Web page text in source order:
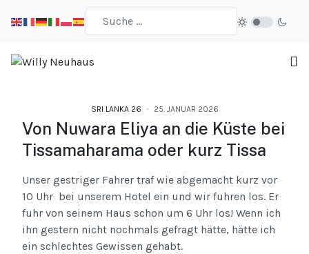
SRI LANKA 26 25. JANUAR 2026
Von Nuwara Eliya an die Küste bei
Tissamaharama oder kurz Tissa
Unser gestriger Fahrer traf wie abgemacht kurz vor
10 Uhr bei unserem Hotel ein und wir fuhren los. Er
fuhr von seinem Haus schon um 6 Uhr los! Wenn ich
ihn gestern nicht nochmals gefragt hätte, hätte ich
ein schlechtes Gewissen gehabt.